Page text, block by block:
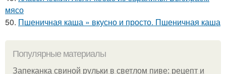
мясо
50. Пшеничная каша » вкусно и просто. Пшеничная каша
Популярные материалы
Запеканка свиной рульки в светлом пиве: рецепт и